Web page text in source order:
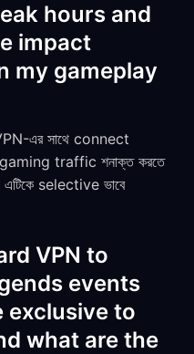
hours and
impact
my gameplay
এর সাথে connect
traffic শনাক্ত করতে
এটিকে selective ভাবে
VPN to
events
exclusive to
what are the